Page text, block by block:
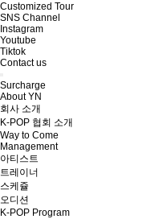
Customized Tour
SNS Channel
Instagram
Youtube
Tiktok
Contact us
Surcharge
About YN
회사 소개
K-POP 협회 소개
Way to Come
Management
아티스트
트레이너
스케쥴
오디션
K-POP Program